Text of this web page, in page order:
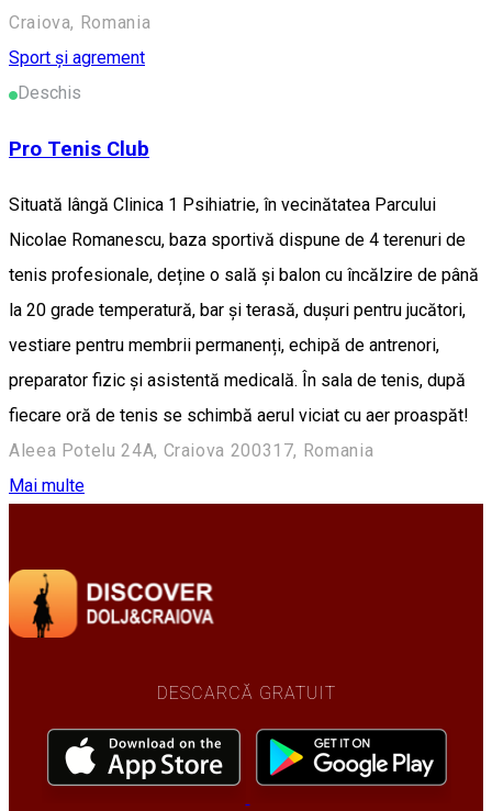
Craiova, Romania
Sport și agrement
Deschis
Pro Tenis Club
Situată lângă Clinica 1 Psihiatrie, în vecinătatea Parcului
Nicolae Romanescu, baza sportivă dispune de 4 terenuri de
tenis profesionale, deține o sală și balon cu încălzire de până
la 20 grade temperatură, bar și terasă, dușuri pentru jucători,
vestiare pentru membrii permanenți, echipă de antrenori,
preparator fizic și asistentă medicală. În sala de tenis, după
fiecare oră de tenis se schimbă aerul viciat cu aer proaspăt!
Aleea Potelu 24A, Craiova 200317, Romania
Mai multe
DESCARCĂ GRATUIT